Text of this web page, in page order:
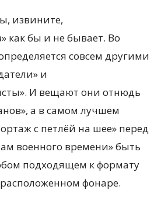
извините,
как бы и не бывает. Во
совсем другими
и
И вещают они отнюдь
а в самом лучшем
с петлёй на шее» перед
военного времени» быть
подходящем к формату
фонаре.